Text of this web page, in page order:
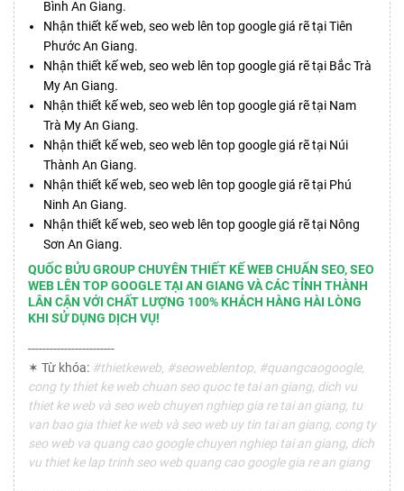
Bình An Giang.
Nhận thiết kế web, seo web lên top google giá rẽ tại Tiên
Phước An Giang.
Nhận thiết kế web, seo web lên top google giá rẽ tại Bắc Trà
My An Giang.
Nhận thiết kế web, seo web lên top google giá rẽ tại Nam
Trà My An Giang.
Nhận thiết kế web, seo web lên top google giá rẽ tại Núi
Thành An Giang.
Nhận thiết kế web, seo web lên top google giá rẽ tại Phú
Ninh An Giang.
Nhận thiết kế web, seo web lên top google giá rẽ tại Nông
Sơn An Giang.
QUỐC BỬU GROUP CHUYÊN THIẾT KẾ WEB CHUẨN SEO, SEO
WEB LÊN TOP GOOGLE TẠI AN GIANG VÀ CÁC TỈNH THÀNH
LÂN CẬN VỚI CHẤT LƯỢNG 100% KHÁCH HÀNG HÀI LÒNG
KHI SỬ DỤNG DỊCH VỤ!
------------------------
✶ Từ khóa: #thietkeweb, #seoweblentop, #quangcaogoogle,
cong ty thiet ke web chuan seo quoc te tai an giang, dich vu
thiet ke web và seo web chuyen nghiep gia re tai an giang, tu
van bao gia thiet ke web và seo web uy tin tai an giang, cong ty
seo web va quang cao google chuyen nghiep tai an giang, dich
vu thiet ke lap trinh seo web quang cao google gia re an giang